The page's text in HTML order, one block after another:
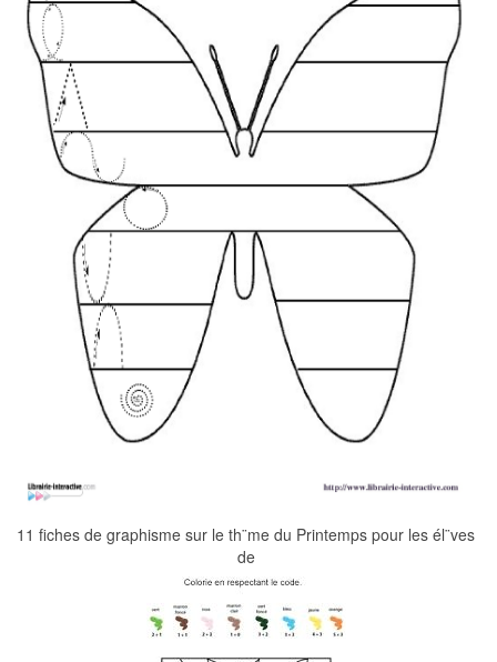
11 fiches de graphisme sur le th¨me du Printemps pour les él¨ves
de